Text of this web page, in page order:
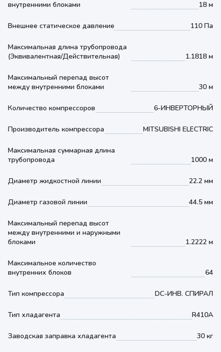
внутренними блоками 18 м
Внешнее статическое давление 110 Па
Максимальная длина трубопровода
(Эквивалентная/Действительная)
1.1818 м
Максимальный перепад высот
между внутренними блоками
30 м
Количество компрессоров 6-ИНВЕРТОРНЫЙ
Производитель компрессора MITSUBISHI ELECTRIC
Максимальная суммарная длина
трубопровода
1000 м
Диаметр жидкостной линии 22.2 мм
Диаметр газовой линии 44.5 мм
Максимальный перепад высот
между внутренними и наружными
блоками
1.2222 м
Максимальное количество
внутренних блоков
64
Тип компрессора DC-ИНВ. СПИРАЛ
Тип хладагента R410A
Заводская заправка хладагента 30 кг